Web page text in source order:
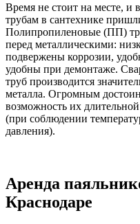
Время не стоит на месте, и
трубам в сантехнике
Полипропиленовые (ПП)
перед металлическими:
подвержены коррозии,
удобны при демонтаже.
труб производится
металла. Огромным
возможность их
(при соблюдении
давления).
Аренда
Краснодаре